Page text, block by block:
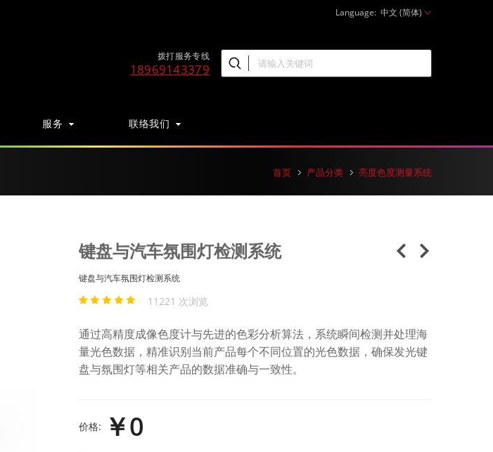
Language: 中文 (简体)
拨打服务专线
18969143379
服务 联络我们
首页 产品分类 亮度色度测量系统
键盘与汽车氛围灯检测系统
键盘与汽车氛围灯检测系统
11221 次浏览
通过高精度成像色度计与先进的色彩分析算法，系统瞬间检测并处理海
量光色数据，精准识别当前产品每个不同位置的光色数据，确保发光键
盘与氛围灯等相关产品的数据准确与一致性。
价格: ￥0